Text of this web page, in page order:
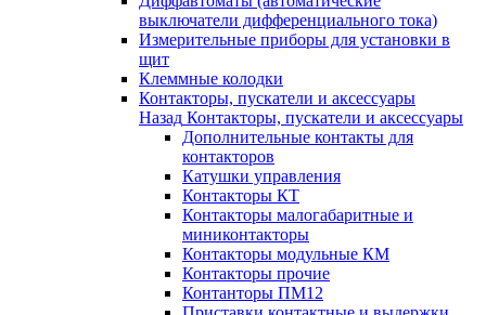
выключатели дифференциального тока)
Измерительные приборы для установки в
щит
Клеммные колодки
Контакторы, пускатели и аксессуары
Назад Контакторы, пускатели и аксессуары
Дополнительные контакты для
контакторов
Катушки управления
Контакторы КТ
Контакторы малогабаритные и
миниконтакторы
Контакторы модульные КМ
Контакторы прочие
Контанторы ПМ12